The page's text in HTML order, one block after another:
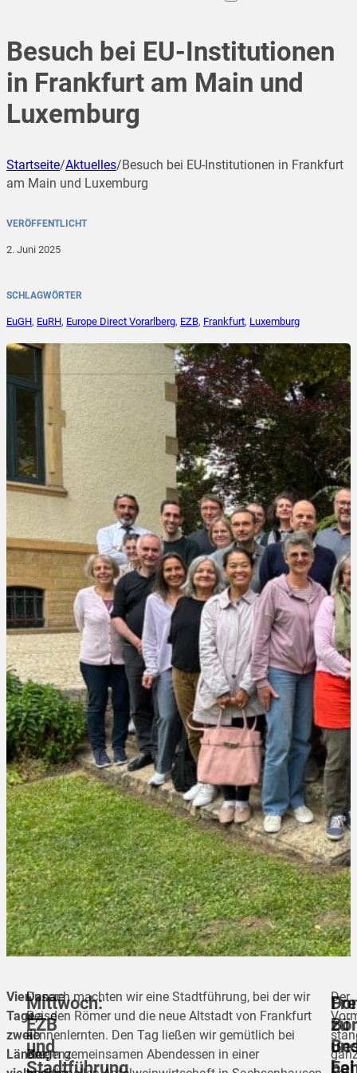
Besuch bei EU-Institutionen
in Frankfurt am Main und
Luxemburg
Startseite/Aktuelles/Besuch bei EU-Institutionen in Frankfurt
am Main und Luxemburg
VERÖFFENTLICHT
2. Juni 2025
SCHLAGWÖRTER
EuGH, EuRH, Europe Direct Vorarlberg, EZB, Frankfurt, Luxemburg
Vier
Tage,
zwei
Länder,
Mittwoch:
EZB
und
Stadtführung
Unsere
Reise
ab
Bregenz
Danach machten wir eine Stadtführung, bei der wir
u.a. den Römer und die neue Altstadt von Frankfurt
kennenlernten. Den Tag ließen wir gemütlich bei
einem gemeinsamen Abendessen in einer
Der
zu
bei